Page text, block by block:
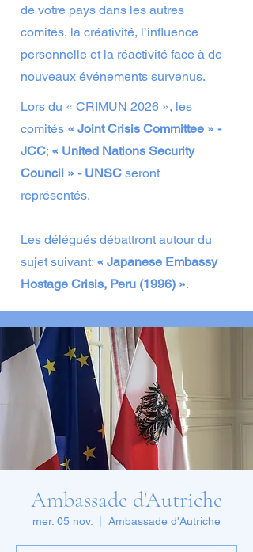
de votre pays dans les autres
comités, la créativité, l’influence
personnelle et la réactivité face à de
nouveaux événements survenus.
Lors du « CRIMUN 2026 », les
comités « Joint Crisis Committee » -
JCC; « United Nations Security
Council » - UNSC seront
représentés.
Les délégués débattront autour du
sujet suivant: « Japanese Embassy
Hostage Crisis, Peru (1996) ».
Ambassade d'Autriche
mer. 05 nov. Ambassade d'Autriche